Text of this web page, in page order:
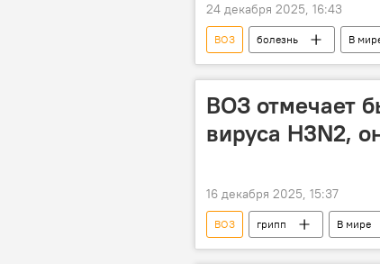
24 декабря 2025, 16:43
ВОЗ болезнь В
ВОЗ отмечает
вируса H3N2,
16 декабря 2025, 15:37
ВОЗ грипп В мире